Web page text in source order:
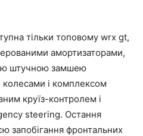
тільки топовому wrx gt,
амортизаторами,
штучною замшею
і комплексом
круїз-контролем і
steering. Остання
запобігання фронтальних